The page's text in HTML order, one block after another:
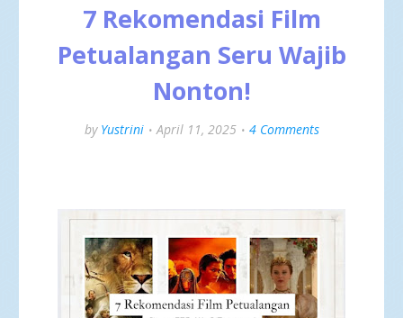
7 Rekomendasi Film
Petualangan Seru Wajib
Nonton!
by Yustrini April 11, 2025 4 Comments